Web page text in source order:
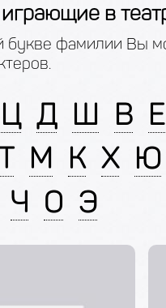
в
букве фамилии Вы
Ц Д Ш В Е
М К Х Ю
Ч О Э